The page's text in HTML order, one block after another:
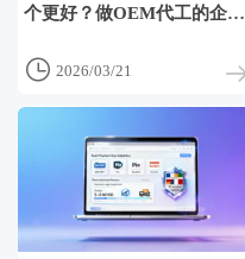
个更好？做OEM代工的企业
非重投入独立站
 2026/03/21